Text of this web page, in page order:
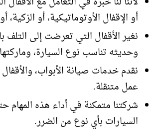
أو الإقفال الأوتوماتيكية، أو الزكية،
نغير الأقفال التي تعرضت إلى التلف
وحديثه تناسب نوع السيارة،
نقدم خدمات صيانة الأبواب،
عمل متنقلة.
شركتنا متمكنة في أداء هذه المهام
السيارات بأي نوع من الضرر.